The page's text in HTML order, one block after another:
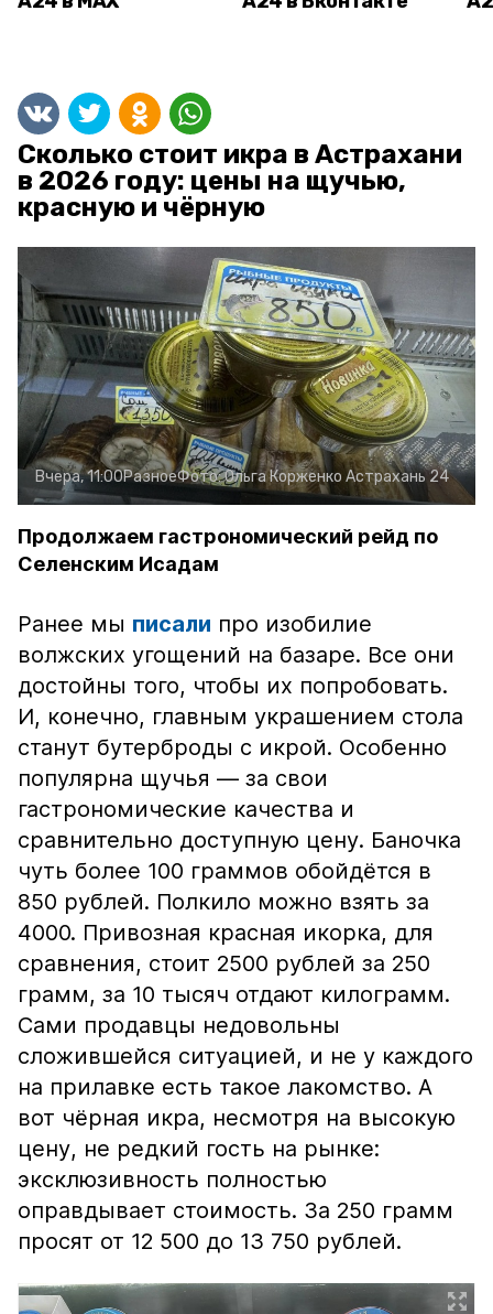
Сколько стоит икра в Астрахани
в 2026 году: цены на щучью,
красную и чёрную
Вчера, 11:00РазноеФото:Ольга Корженко Астрахань 24
Продолжаем гастрономический рейд по
Селенским Исадам
Ранее мы писали про изобилие
волжских угощений на базаре. Все они
достойны того, чтобы их попробовать.
И, конечно, главным украшением стола
станут бутерброды с икрой. Особенно
популярна щучья — за свои
гастрономические качества и
сравнительно доступную цену. Баночка
чуть более 100 граммов обойдётся в
850 рублей. Полкило можно взять за
4000. Привозная красная икорка, для
сравнения, стоит 2500 рублей за 250
грамм, за 10 тысяч отдают килограмм.
Сами продавцы недовольны
сложившейся ситуацией, и не у каждого
на прилавке есть такое лакомство. А
вот чёрная икра, несмотря на высокую
цену, не редкий гость на рынке:
эксклюзивность полностью
оправдывает стоимость. За 250 грамм
просят от 12 500 до 13 750 рублей.